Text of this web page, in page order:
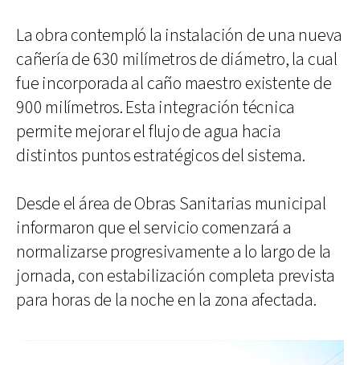
La obra contempló la instalación de una nueva
cañería de 630 milímetros de diámetro, la cual
fue incorporada al caño maestro existente de
900 milímetros. Esta integración técnica
permite mejorar el flujo de agua hacia
distintos puntos estratégicos del sistema.
Desde el área de Obras Sanitarias municipal
informaron que el servicio comenzará a
normalizarse progresivamente a lo largo de la
jornada, con estabilización completa prevista
para horas de la noche en la zona afectada.